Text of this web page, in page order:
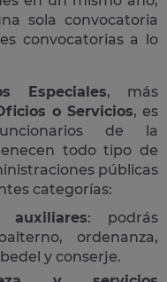
sola convocatoria
convocatorias a lo
Especiales, más
o Servicios, es
de la
todo tipo de
públicas
categorías:
: podrás
ordenanza,
y conserje.